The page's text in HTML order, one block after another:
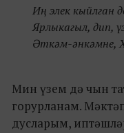
Иң элек кыйлган
Ярлыкагыл, дип,
Әткәм-әнкәмне,
Мин үзем дә чын
горурланам.
дусларым,